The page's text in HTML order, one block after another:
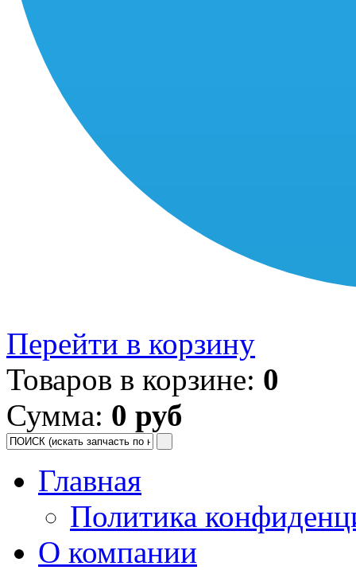
Перейти в корзину
Товаров в корзине: 0
Сумма: 0 руб
Главная
Политика
О компании